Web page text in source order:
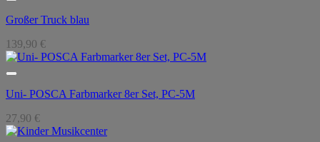
Großer Truck blau
139,90 €
Uni- POSCA Farbmarker 8er Set, PC-5M
27,90 €